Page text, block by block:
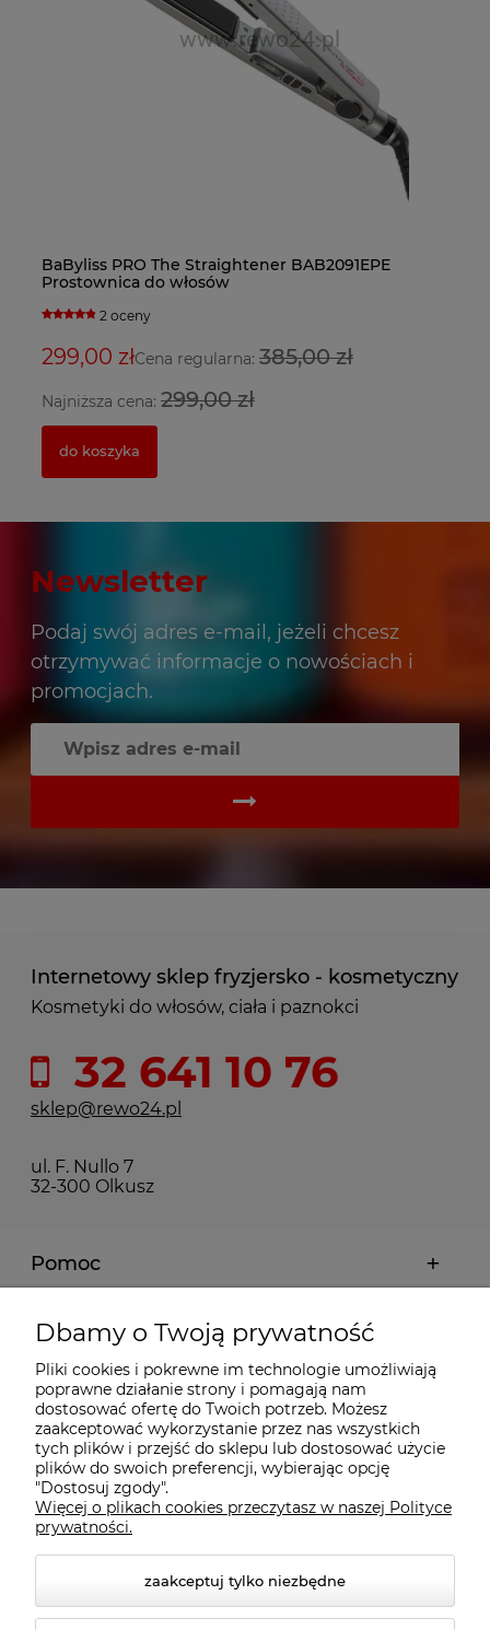
BaByliss PRO The Straightener BAB2091EPE
Prostownica do włosów
2 oceny
299,00 złCena regularna: 385,00 zł
Najniższa cena: 299,00 zł
do koszyka
Newsletter
Podaj swój adres e-mail, jeżeli chcesz
otrzymywać informacje o nowościach i
promocjach.
Internetowy sklep fryzjersko - kosmetyczny
Kosmetyki do włosów, ciała i paznokci
32 641 10 76
sklep@rewo24.pl
ul. F. Nullo 7
32-300 Olkusz
Pomoc
Moje konto
Płatności i dostawa
Informacje
O nas
Dbamy o Twoją prywatność
Pliki cookies i pokrewne im technologie umożliwiają
poprawne działanie strony i pomagają nam
dostosować ofertę do Twoich potrzeb. Możesz
zaakceptować wykorzystanie przez nas wszystkich
tych plików i przejść do sklepu lub dostosować użycie
plików do swoich preferencji, wybierając opcję
"Dostosuj zgody".
Więcej o plikach cookies przeczytasz w naszej Polityce
prywatności.
zaakceptuj tylko niezbędne